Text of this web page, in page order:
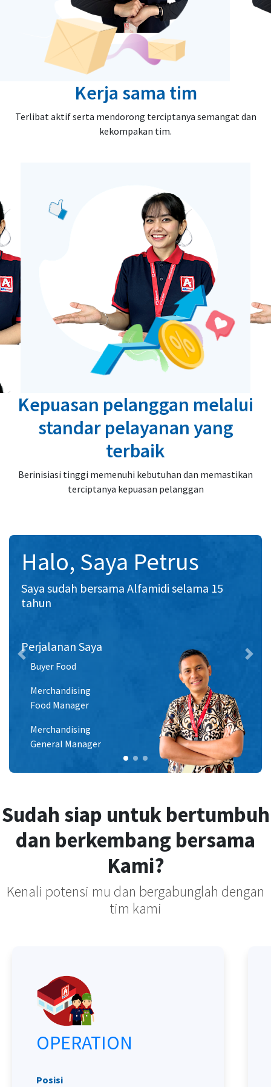
Kerja sama tim
Terlibat aktif serta mendorong terciptanya semangat dan
kekompakan tim.
Kepuasan pelanggan melalui
standar pelayanan yang
terbaik
Berinisiasi tinggi memenuhi kebutuhan dan memastikan
terciptanya kepuasan pelanggan
Halo, Saya Petrus
Saya sudah bersama Alfamidi selama 15
tahun
Perjalanan Saya
Buyer Food
Merchandising
Food Manager
Merchandising
General Manager
Previous Next
Sudah siap untuk bertumbuh
dan berkembang bersama
Kami?
Kenali potensi mu dan bergabunglah dengan
tim kami
OPERATION
Posisi